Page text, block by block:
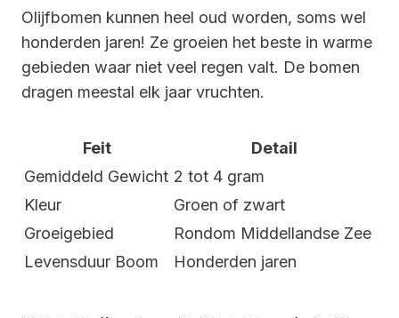
Olijfbomen kunnen heel oud worden, soms wel
honderden jaren! Ze groeien het beste in warme
gebieden waar niet veel regen valt. De bomen
dragen meestal elk jaar vruchten.
Feit
Detail
Gemiddeld Gewicht 2 tot 4 gram
Kleur
Groen of zwart
Groeigebied
Rondom Middellandse Zee
Levensduur Boom
Honderden jaren